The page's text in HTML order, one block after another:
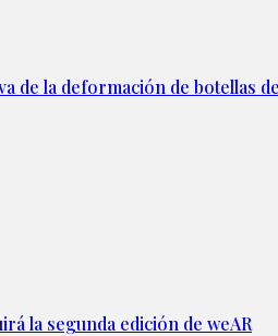
de la deformación de botellas
la segunda edición de weAR